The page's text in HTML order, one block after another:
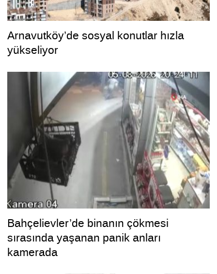
Arnavutköy’de sosyal konutlar hızla
yükseliyor
Bahçelievler’de binanın çökmesi
sırasında yaşanan panik anları
kamerada